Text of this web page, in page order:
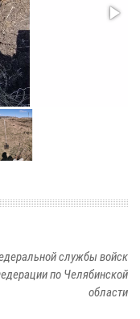
службы войск
по Челябинской
области